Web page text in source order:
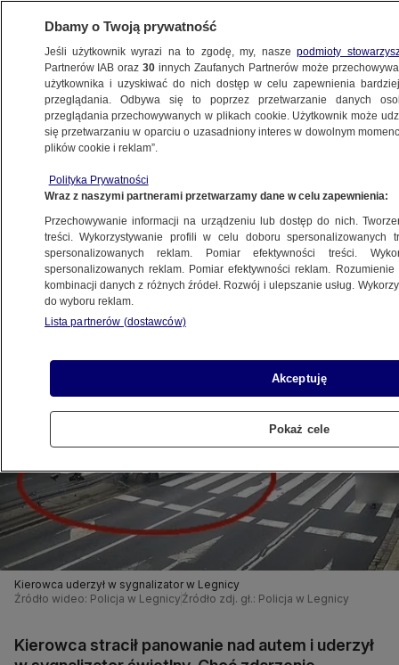
WROCŁAW
w sygnalizator
Oprac.Svitlana Kucherenko
18.05.2026, 16:23
Posłuchaj artykułu
Czyta lektor AI
Kierowca uderzył w sygnalizator w Legnicy
Źródło wideo: Policja w Legnicy Źródło zdj. gł.: Policja w Legnicy
Kierowca stracił panowanie nad autem i uderzył
Dbamy o Twoją prywatność
Jeśli użytkownik wyrazi na to zgodę, my, naszepodmioty
Partnerów IAB oraz30 innych Zaufanych Partnerów może
użytkownika i uzyskiwać do nich dostęp w celu zapewnienia
przeglądania. Odbywa się to poprzez przetwarzanie danych
przeglądania przechowywanych w plikach cookie. Użytkownik może
się przetwarzaniu w oparciu o uzasadniony interes w dowolnym
plików cookie i reklam”.
Polityka Prywatności
Wraz z naszymi partnerami przetwarzamy dane w celu zapewnienia:
Przechowywanie informacji na urządzeniu lub dostęp do nich.
treści. Wykorzystywanie profili w celu doboru spersonalizowanych
spersonalizowanych reklam. Pomiar efektywności treści.
spersonalizowanych reklam. Pomiar efektywności reklam.
kombinacji danych z różnych źródeł. Rozwój i ulepszanie usług.
do wyboru reklam.
Lista partnerów (dostawców)
Akceptuję
Pokaż cele